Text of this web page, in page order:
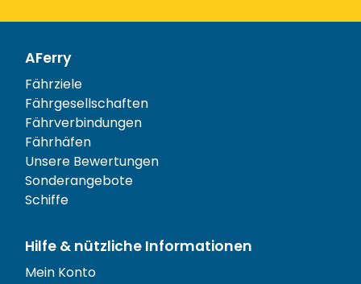
AFerry
Fährziele
Fährgesellschaften
Fährverbindungen
Fährhäfen
Unsere Bewertungen
Sonderangebote
Schiffe
Hilfe & nützliche Informationen
Mein Konto